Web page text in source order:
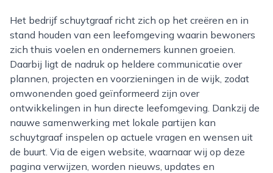
Het bedrijf schuytgraaf richt zich op het creëren en in
stand houden van een leefomgeving waarin bewoners
zich thuis voelen en ondernemers kunnen groeien.
Daarbij ligt de nadruk op heldere communicatie over
plannen, projecten en voorzieningen in de wijk, zodat
omwonenden goed geïnformeerd zijn over
ontwikkelingen in hun directe leefomgeving. Dankzij de
nauwe samenwerking met lokale partijen kan
schuytgraaf inspelen op actuele vragen en wensen uit
de buurt. Via de eigen website, waarnaar wij op deze
pagina verwijzen, worden nieuws, updates en